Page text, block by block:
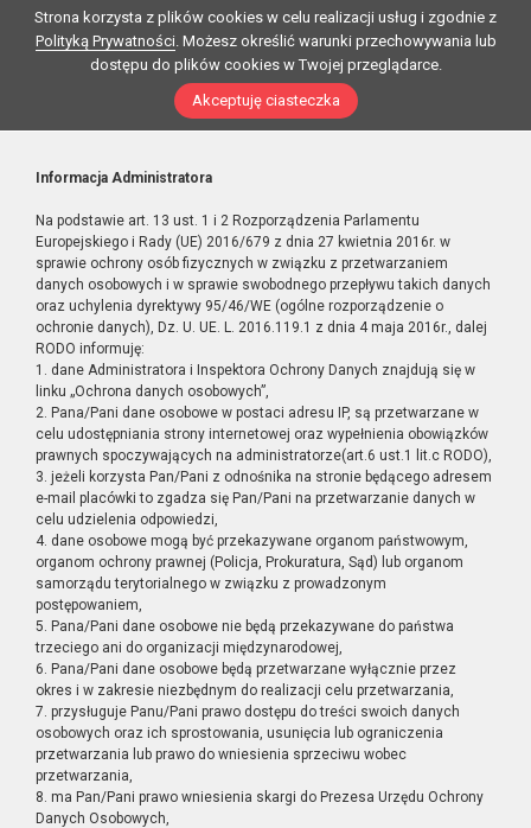
Strona korzysta z plików cookies w celu realizacji usług i zgodnie z
Polityką Prywatności. Możesz określić warunki przechowywania lub
dostępu do plików cookies w Twojej przeglądarce.
Akceptuję ciasteczka
Informacja Administratora
Na podstawie art. 13 ust. 1 i 2 Rozporządzenia Parlamentu
Europejskiego i Rady (UE) 2016/679 z dnia 27 kwietnia 2016r. w
sprawie ochrony osób fizycznych w związku z przetwarzaniem
danych osobowych i w sprawie swobodnego przepływu takich danych
oraz uchylenia dyrektywy 95/46/WE (ogólne rozporządzenie o
ochronie danych), Dz. U. UE. L. 2016.119.1 z dnia 4 maja 2016r., dalej
RODO informuję:
1. dane Administratora i Inspektora Ochrony Danych znajdują się w
linku „Ochrona danych osobowych”,
2. Pana/Pani dane osobowe w postaci adresu IP, są przetwarzane w
celu udostępniania strony internetowej oraz wypełnienia obowiązków
prawnych spoczywających na administratorze(art.6 ust.1 lit.c RODO),
3. jeżeli korzysta Pan/Pani z odnośnika na stronie będącego adresem
e-mail placówki to zgadza się Pan/Pani na przetwarzanie danych w
celu udzielenia odpowiedzi,
4. dane osobowe mogą być przekazywane organom państwowym,
organom ochrony prawnej (Policja, Prokuratura, Sąd) lub organom
samorządu terytorialnego w związku z prowadzonym
postępowaniem,
5. Pana/Pani dane osobowe nie będą przekazywane do państwa
trzeciego ani do organizacji międzynarodowej,
6. Pana/Pani dane osobowe będą przetwarzane wyłącznie przez
okres i w zakresie niezbędnym do realizacji celu przetwarzania,
7. przysługuje Panu/Pani prawo dostępu do treści swoich danych
osobowych oraz ich sprostowania, usunięcia lub ograniczenia
przetwarzania lub prawo do wniesienia sprzeciwu wobec
przetwarzania,
8. ma Pan/Pani prawo wniesienia skargi do Prezesa Urzędu Ochrony
Danych Osobowych,